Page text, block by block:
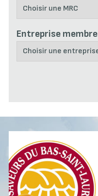
Entreprise membre